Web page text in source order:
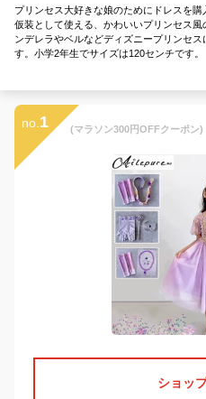
プリンセス大好きな娘のためにドレスを
仮装として使える、かわいいプリンセス
ンデレラやベルなどディズニープリンセ
す。小学2年生でサイズは120センチです。
no. 1
ショッ